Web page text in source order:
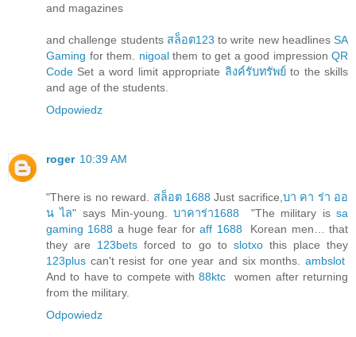
and magazines
and challenge students สล็อต123 to write new headlines SA
Gaming for them. nigoalthem to get a good impression QR
Code Set a word limit appropriate ลิงค์รับทรัพย์to the skills
and age of the students.
Odpowiedz
roger 10:39 AM
"There is no reward. สล็อต 1688 Just sacrifice,บา คา ร่า ออ
น ไล" says Min-young.บาคาร่า1688 "The military issa
gaming 1688 a huge fear foraff 1688 Korean men… that
they are 123bets forced to go to slotxothis place they
123plus can't resist for one year and six months. ambslot
And to have to compete with88ktc women after returning
from the military.
Odpowiedz